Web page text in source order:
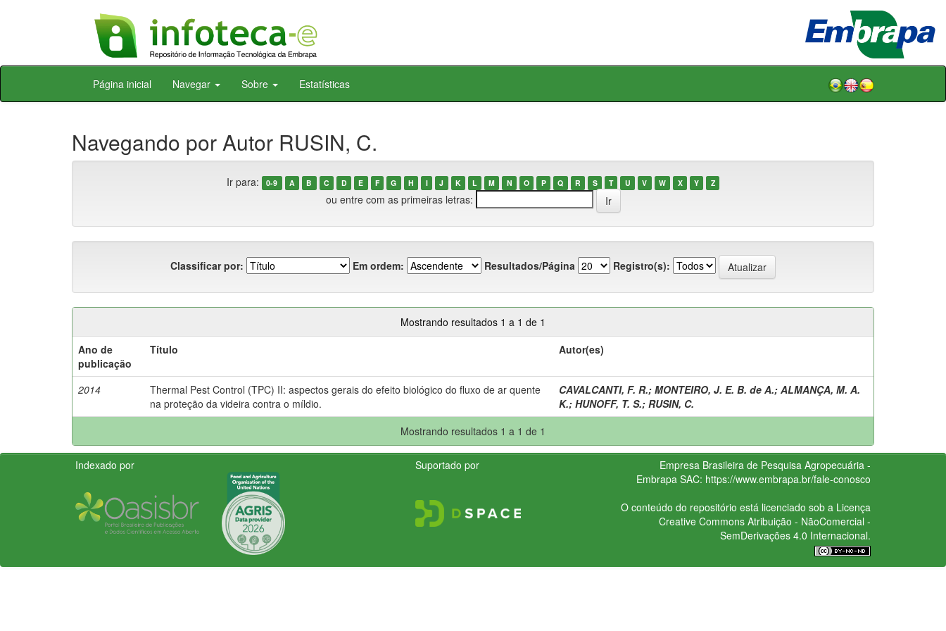
Skip
Página inicial Navegar Sobre Estatísticas
Navegando por Autor RUSIN, C.
Ir para: 0-9 A B C D E F G H I J K L M N O P Q R S T U V W X Y Z
ou entre com as primeiras letras:
Classificar por: Em ordem: Resultados/Página Registro(s):
Mostrando resultados 1 a 1 de 1
Ano de
publicação
Título Autor(es)
2014
Thermal Pest Control (TPC) II: aspectos gerais do efeito biológico do fluxo de ar quente
na proteção da videira contra o míldio.
CAVALCANTI, F. R.; MONTEIRO, J. E. B. de A.; ALMANÇA, M. A.
K.; HUNOFF, T. S.; RUSIN, C.
Mostrando resultados 1 a 1 de 1
Indexado por Suportado por
Empresa Brasileira de Pesquisa Agropecuária -
Embrapa SAC: https://www.embrapa.br/fale-conosco
O conteúdo do repositório está licenciado sob a Licença
Creative CommonsAtribuição - NãoComercial -
SemDerivações 4.0 Internacional.